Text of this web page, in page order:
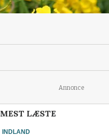
Annonce
MEST LÆSTE
INDLAND